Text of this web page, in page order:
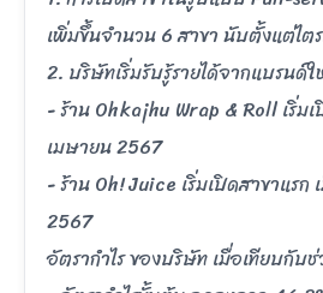
เพิ่มขึ้นจำนวน 6 สาขา นับตั้งแต่ไ
2. บริษัทเริ่มรับรู้รายได้จากแบรนด์
- ร้าน Ohkajhu Wrap & Roll เริ่ม
เมษายน 2567
- ร้าน Oh! Juice เริ่มเปิดสาขาแร
2567
อัตรากำไร ของบริษัท เมื่อเทียบกับ